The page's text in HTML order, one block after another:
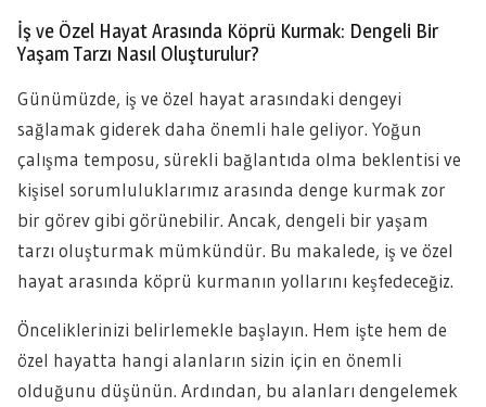
İş ve Özel Hayat Arasında Köprü Kurmak: Dengeli Bir
Yaşam Tarzı Nasıl Oluşturulur?
Günümüzde, iş ve özel hayat arasındaki dengeyi
sağlamak giderek daha önemli hale geliyor. Yoğun
çalışma temposu, sürekli bağlantıda olma beklentisi ve
kişisel sorumluluklarımız arasında denge kurmak zor
bir görev gibi görünebilir. Ancak, dengeli bir yaşam
tarzı oluşturmak mümkündür. Bu makalede, iş ve özel
hayat arasında köprü kurmanın yollarını keşfedeceğiz.
Önceliklerinizi belirlemekle başlayın. Hem işte hem de
özel hayatta hangi alanların sizin için en önemli
olduğunu düşünün. Ardından, bu alanları dengelemek